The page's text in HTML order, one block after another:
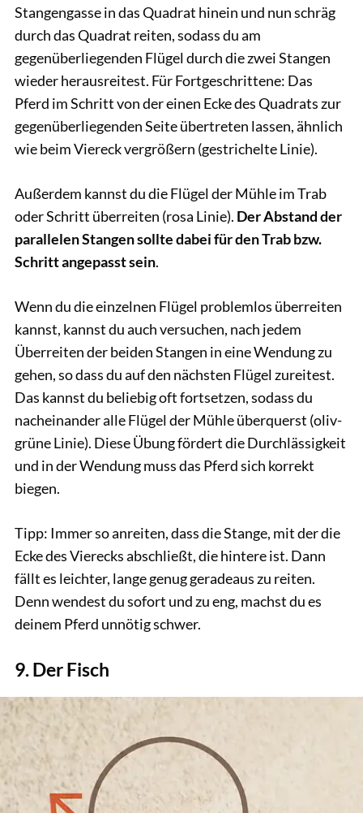
Stangengasse in das Quadrat hinein und nun schräg
durch das Quadrat reiten, sodass du am
gegenüberliegenden Flügel durch die zwei Stangen
wieder herausreitest. Für Fortgeschrittene: Das
Pferd im Schritt von der einen Ecke des Quadrats zur
gegenüberliegenden Seite übertreten lassen, ähnlich
wie beim Viereck vergrößern (gestrichelte Linie).
Außerdem kannst du die Flügel der Mühle im Trab
oder Schritt überreiten (rosa Linie). Der Abstand der
parallelen Stangen sollte dabei für den Trab bzw.
Schritt angepasst sein.
Wenn du die einzelnen Flügel problemlos überreiten
kannst, kannst du auch versuchen, nach jedem
Überreiten der beiden Stangen in eine Wendung zu
gehen, so dass du auf den nächsten Flügel zureitest.
Das kannst du beliebig oft fortsetzen, sodass du
nacheinander alle Flügel der Mühle überquerst (oliv-
grüne Linie). Diese Übung fördert die Durchlässigkeit
und in der Wendung muss das Pferd sich korrekt
biegen.
Tipp: Immer so anreiten, dass die Stange, mit der die
Ecke des Vierecks abschließt, die hintere ist. Dann
fällt es leichter, lange genug geradeaus zu reiten.
Denn wendest du sofort und zu eng, machst du es
deinem Pferd unnötig schwer.
9. Der Fisch